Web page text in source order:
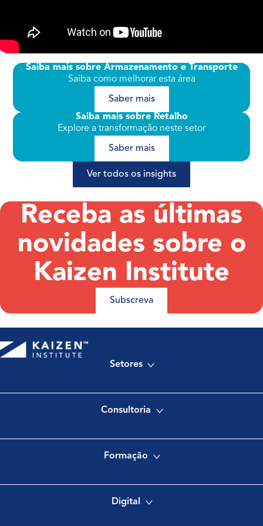
Saiba mais sobre Armazenamento e Transporte
Saiba como melhorar esta área
Saber mais
Saiba mais sobre Retalho
Explore a transformação neste setor
Saber mais
Ver todos os insights
Receba as últimas
novidades sobre o
Kaizen Institute
Subscreva
Setores
Consultoria
Formação
Digital